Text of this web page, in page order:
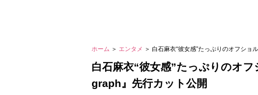
ホーム ＞ エンタメ ＞ 白石麻衣“彼女感”たっぷりのオフシ
白石麻衣“彼女感”たっぷりのオ
graph』先行カット公開